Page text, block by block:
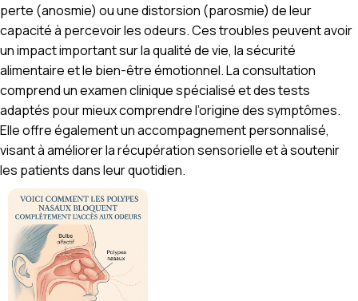
perte (anosmie) ou une distorsion (parosmie) de leur
capacité à percevoir les odeurs. Ces troubles peuvent avoir
un impact important sur la qualité de vie, la sécurité
alimentaire et le bien-être émotionnel. La consultation
comprend un examen clinique spécialisé et des tests
adaptés pour mieux comprendre l’origine des symptômes.
Elle offre également un accompagnement personnalisé,
visant à améliorer la récupération sensorielle et à soutenir
les patients dans leur quotidien.